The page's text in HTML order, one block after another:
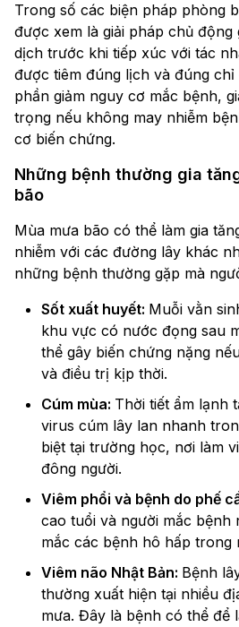
Trong số các biện pháp phòng
được xem là giải pháp chủ động
dịch trước khi tiếp xúc với tác
được tiêm đúng lịch và đúng
phần giảm nguy cơ mắc bệnh,
trọng nếu không may nhiễm
cơ biến chứng.
Những bệnh thường gia
bão
Mùa mưa bão có thể làm gia
nhiễm với các đường lây khác
những bệnh thường gặp mà
Sốt xuất huyết: Muỗi vằn
khu vực có nước đọng sau
thể gây biến chứng nặng
và điều trị kịp thời.
Cúm mùa: Thời tiết ẩm lạnh
virus cúm lây lan nhanh
biệt tại trường học, nơi làm
đông người.
Viêm phổi và bệnh do phế
cao tuổi và người mắc bệnh
mắc các bệnh hô hấp trong
Viêm não Nhật Bản: Bệnh
thường xuất hiện tại nhiều
mưa. Đây là bệnh có thể để